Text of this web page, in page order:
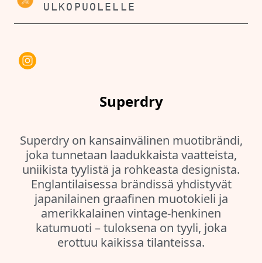
ULKOPUOLELLE
Superdry
Superdry on kansainvälinen muotibrändi,
joka tunnetaan laadukkaista vaatteista,
uniikista tyylistä ja rohkeasta designista.
Englantilaisessa brändissä yhdistyvät
japanilainen graafinen muotokieli ja
amerikkalainen vintage-henkinen
katumuoti – tuloksena on tyyli, joka
erottuu kaikissa tilanteissa.